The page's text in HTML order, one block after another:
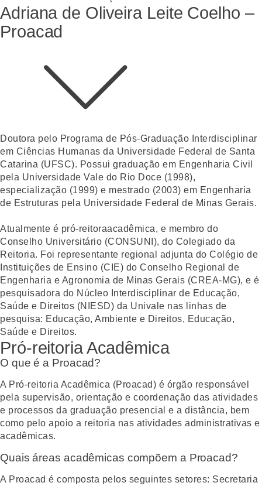
Adriana de Oliveira Leite Coelho –
Proacad
Doutora pelo Programa de Pós-Graduação Interdisciplinar
em Ciências Humanas da Universidade Federal de Santa
Catarina (UFSC). Possui graduação em Engenharia Civil
pela Universidade Vale do Rio Doce (1998),
especialização (1999) e mestrado (2003) em Engenharia
de Estruturas pela Universidade Federal de Minas Gerais.
Atualmente é pró-reitoraacadêmica, e membro do
Conselho Universitário (CONSUNI), do Colegiado da
Reitoria. Foi representante regional adjunta do Colégio de
Instituições de Ensino (CIE) do Conselho Regional de
Engenharia e Agronomia de Minas Gerais (CREA-MG), e é
pesquisadora do Núcleo Interdisciplinar de Educação,
Saúde e Direitos (NIESD) da Univale nas linhas de
pesquisa: Educação, Ambiente e Direitos, Educação,
Saúde e Direitos.
Pró-reitoria Acadêmica
O que é a Proacad?
A Pró-reitoria Acadêmica (Proacad) é órgão responsável
pela supervisão, orientação e coordenação das atividades
e processos da graduação presencial e a distância, bem
como pelo apoio a reitoria nas atividades administrativas e
acadêmicas.
Quais áreas acadêmicas compõem a Proacad?
A Proacad é composta pelos seguintes setores: Secretaria